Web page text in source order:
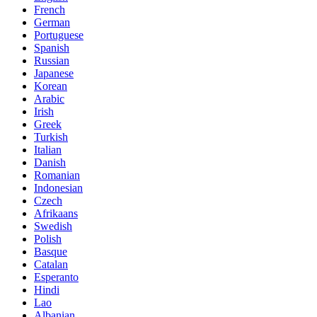
French
German
Portuguese
Spanish
Russian
Japanese
Korean
Arabic
Irish
Greek
Turkish
Italian
Danish
Romanian
Indonesian
Czech
Afrikaans
Swedish
Polish
Basque
Catalan
Esperanto
Hindi
Lao